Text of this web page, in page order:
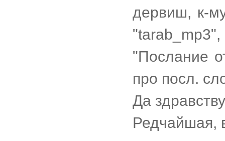
дервиш, к-
"Послание
про посл.
Да
Редчайшая,